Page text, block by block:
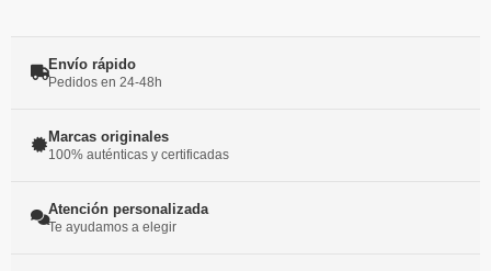
Envío rápido
Pedidos en 24-48h
Marcas originales
100% auténticas y certificadas
Atención personalizada
Te ayudamos a elegir